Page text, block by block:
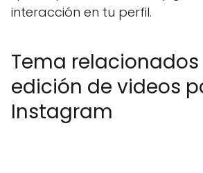
interacción en tu perfil.
Tema
edición de videos
Instagram